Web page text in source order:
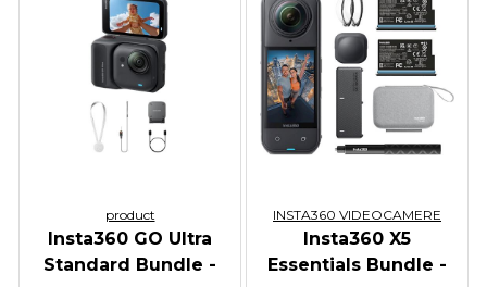
product
Insta360 GO Ultra
Standard Bundle -
INSTA360 VIDEOCAMERE
Insta360 X5
Essentials Bundle -